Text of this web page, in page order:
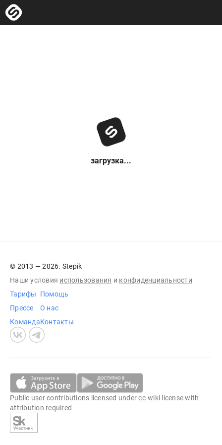
загрузка...
© 2013 — 2026. Stepik
Наши условия использования и конфиденциальности
Тарифы
Прессе
Команда
Помощь
О нас
Контакты
Public user contributions licensed undercc-wiki license with
attribution required